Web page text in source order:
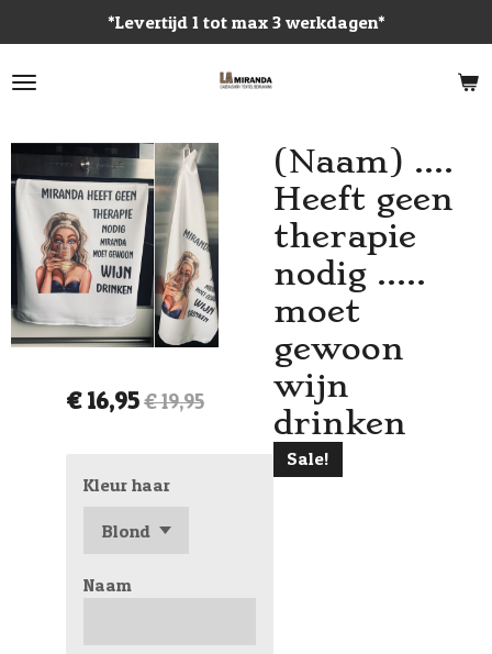
direct
naar
*Levertijd 1 tot max 3 werkdagen*
(Naam) ….
Heeft geen
therapie
nodig …..
moet
gewoon
wijn
drinken
Sale!
€ 16,95€ 19,95
Kleur haar
Naam